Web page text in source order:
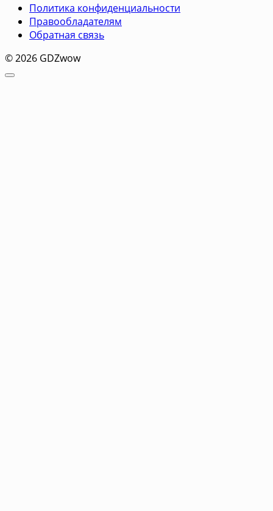
Политика конфиденциальности
Правообладателям
Обратная связь
© 2026 GDZwow